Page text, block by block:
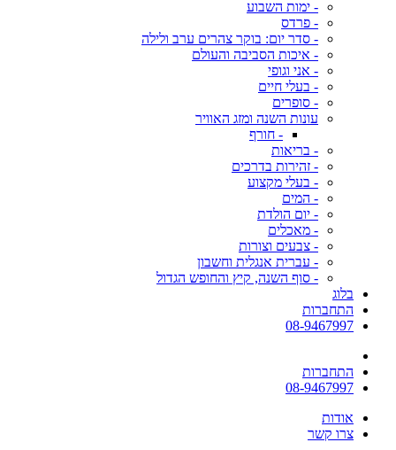
- ימות השבוע
- פרדס
- סדר יום: בוקר צהרים ערב ולילה
- איכות הסביבה והעולם
- אני וגופי
- בעלי חיים
- סופרים
עונות השנה ומזג האוויר
- חורף
- בריאות
- זהירות בדרכים
- בעלי מקצוע
- המים
- יום הולדת
- מאכלים
- צבעים וצורות
- עברית אנגלית וחשבון
- סוף השנה, קיץ והחופש הגדול
בלוג
התחברות
08-9467997
התחברות
08-9467997
אודות
צרו קשר